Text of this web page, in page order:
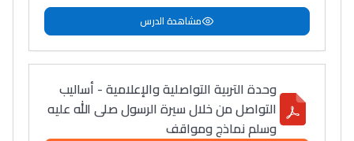
مشاهدة الدرس
وحدة التربية التواصلية والإعلامية - أساليب
التواصل من خلال سيرة الرسول صلى الله عليه
وسلم نماذج ومواقف